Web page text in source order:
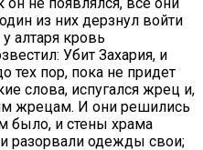
не появлялся, все они
из них дерзнул войти
алтаря кровь
Убит Захария, и
тех пор, пока не придет
слова, испугался жрец и,
жрецам. И они решились
было, и стены храма
разорвали одежды свои;